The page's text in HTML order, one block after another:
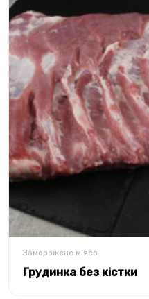
Заморожене м’ясо
Грудинка без кістки